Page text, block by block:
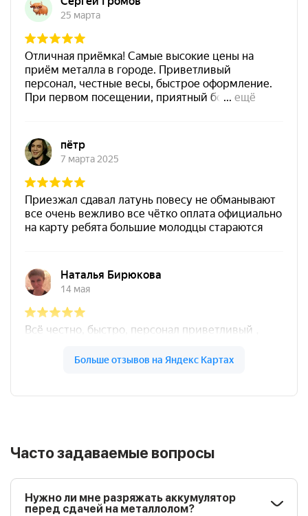
Часто задаваемые вопросы
Нужно ли мне разряжать аккумулятор
перед сдачей на металлолом?